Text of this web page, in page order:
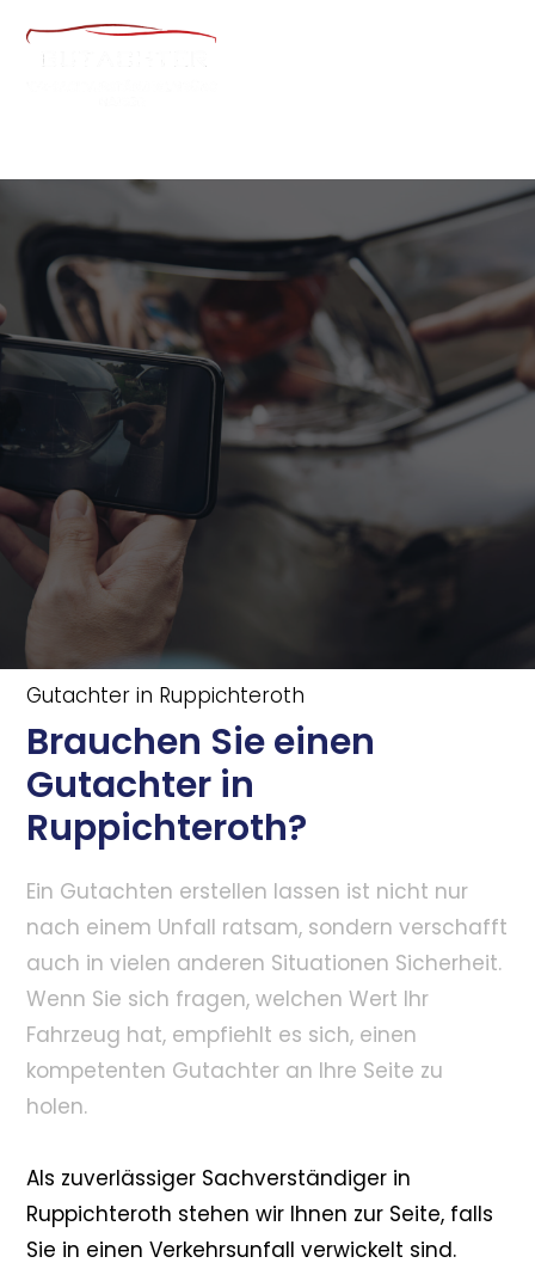
Gutachter in Ruppichteroth
Brauchen Sie einen
Gutachter in
Ruppichteroth?
Ein Gutachten erstellen lassen ist nicht nur
nach einem Unfall ratsam, sondern verschafft
auch in vielen anderen Situationen Sicherheit.
Wenn Sie sich fragen, welchen Wert Ihr
Fahrzeug hat, empfiehlt es sich, einen
kompetenten Gutachter an Ihre Seite zu
holen.
Als zuverlässiger Sachverständiger in
Ruppichteroth stehen wir Ihnen zur Seite, falls
Sie in einen Verkehrsunfall verwickelt sind.